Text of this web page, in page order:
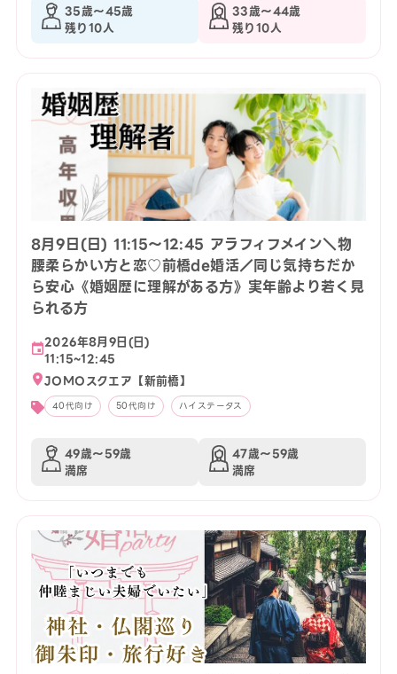
35歳〜45歳
残り10人
33歳〜44歳
残り10人
8月9日(日) 11:15〜12:45 アラフィフメイン＼物
腰柔らかい方と恋♡前橋de婚活／同じ気持ちだか
ら安心《婚姻歴に理解がある方》実年齢より若く見
られる方
2026年8月9日(日)
11:15~12:45
JOMOスクエア【新前橋】
40代向け 50代向け ハイステータス
49歳〜59歳
満席
47歳〜59歳
満席